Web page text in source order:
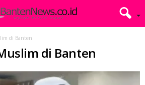
di Banten
di Banten